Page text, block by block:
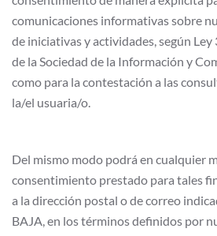
comunicaciones informativas sobre
de iniciativas y actividades, según
de la Sociedad de la Información y
como para la contestación a las
la/el usuaria/o.
Del mismo modo podrá en cualquier
consentimiento prestado para tales
a la dirección postal o de correo
BAJA, en los términos definidos por